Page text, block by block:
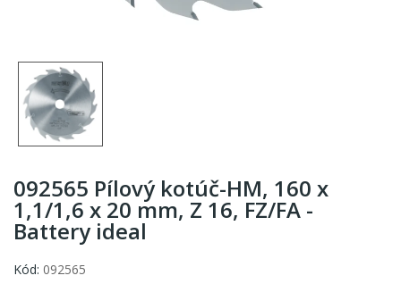
092565 Pílový kotúč-HM, 160 x
1,1/1,6 x 20 mm, Z 16, FZ/FA -
Battery ideal
Kód: 092565